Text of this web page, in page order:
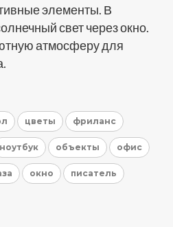
элементы. В
свет через окно.
атмосферу для
цветы фриланс
ноутбук объекты офис
окно писатель